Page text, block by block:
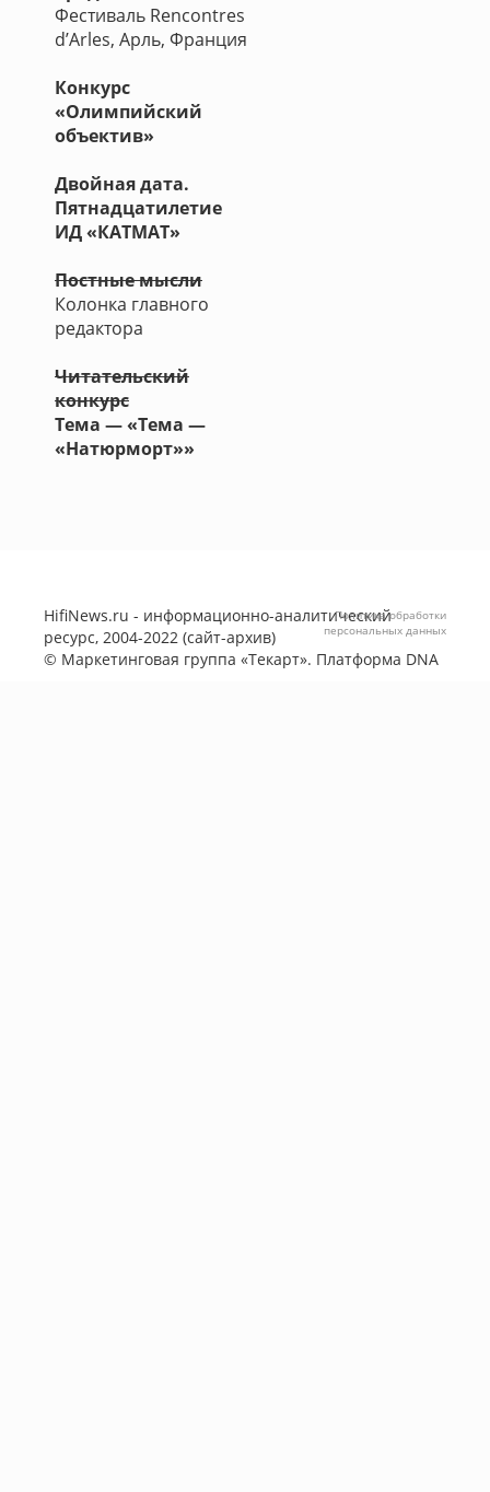
Фестиваль Rencontres
d’Arles, Арль, Франция
Конкурс
«Олимпийский
объектив»
Двойная дата.
Пятнадцатилетие
ИД «КАТМАТ»
Постные мысли
Колонка главного
редактора
Читательский
конкурс
Тема — «Тема —
«Натюрморт»»
HifiNews.ru - информационно-аналитический
ресурс, 2004-2022 (сайт-архив)
© Маркетинговая группа «Текарт». Платформа DNA
Политика обработки
персональных данных